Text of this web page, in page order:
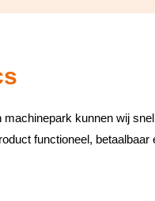
kunnen wij
functioneel,